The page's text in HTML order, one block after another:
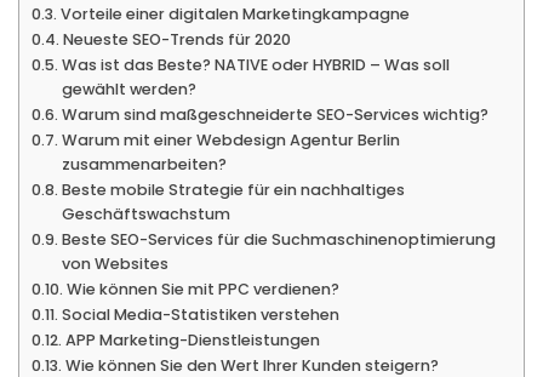
Vorteile einer digitalen Marketingkampagne
Neueste SEO-Trends für 2020
Was ist das Beste? NATIVE oder HYBRID – Was soll
gewählt werden?
Warum sind maßgeschneiderte SEO-Services wichtig?
Warum mit einer Webdesign Agentur Berlin
zusammenarbeiten?
Beste mobile Strategie für ein nachhaltiges
Geschäftswachstum
Beste SEO-Services für die Suchmaschinenoptimierung
von Websites
Wie können Sie mit PPC verdienen?
Social Media-Statistiken verstehen
APP Marketing-Dienstleistungen
Wie können Sie den Wert Ihrer Kunden steigern?